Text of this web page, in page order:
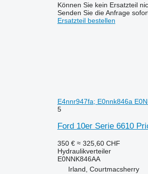
Können Sie kein Ersatzteil
Senden Sie die Anfrage
Ersatzteil bestellen
E4nnr947fa; E0nnk846a
5
Ford 10er Serie 6610
350 € ≈ 325,60 CHF
Hydraulikverteiler
E0NNK846AA
Irland, Courtmacsherry